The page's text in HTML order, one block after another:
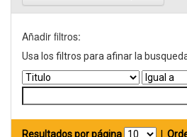
Añadir filtros:
Usa los filtros para afinar la
Resultados por página